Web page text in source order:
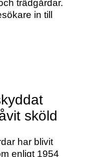
trädgårdar.
in till
sköld
har blivit
enligt 1954